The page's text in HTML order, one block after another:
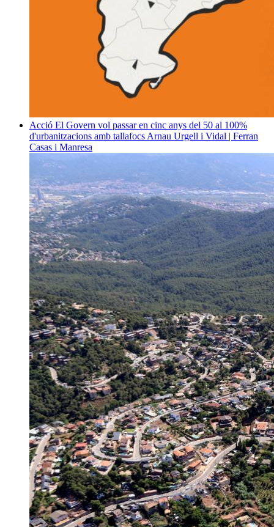
Acció El Govern vol passar en cinc anys del 50 al 100%
d'urbanitzacions amb tallafocs Arnau Urgell i Vidal | Ferran
Casas i Manresa